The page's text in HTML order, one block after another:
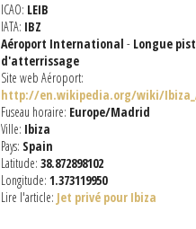
ICAO: LEIB
IATA: IBZ
Aéroport International - Longue
d'atterrissage
Site web Aéroport:
http://en.wikipedia.org/wiki/
Fuseau horaire: Europe/Madrid
Ville: Ibiza
Pays: Spain
Latitude: 38.872898102
Longitude: 1.373119950
Lire l'article: Jet privé pour Ibiza